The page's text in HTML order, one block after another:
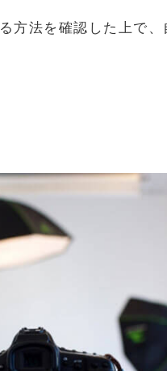
方法を確認した上で